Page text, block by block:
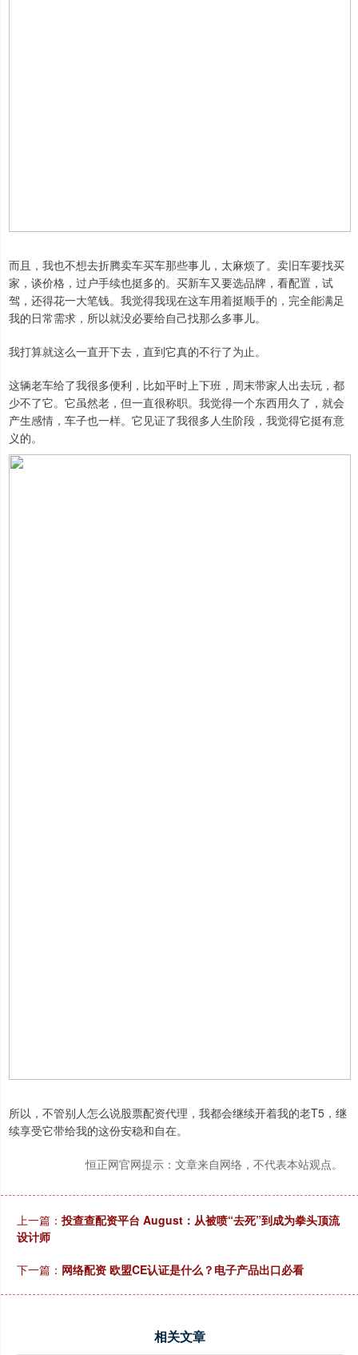
而且，我也不想去折腾卖车买车那些事儿，太麻烦了。卖旧车要找买
家，谈价格，过户手续也挺多的。买新车又要选品牌，看配置，试
驾，还得花一大笔钱。我觉得我现在这车用着挺顺手的，完全能满足
我的日常需求，所以就没必要给自己找那么多事儿。
我打算就这么一直开下去，直到它真的不行了为止。
这辆老车给了我很多便利，比如平时上下班，周末带家人出去玩，都
少不了它。它虽然老，但一直很称职。我觉得一个东西用久了，就会
产生感情，车子也一样。它见证了我很多人生阶段，我觉得它挺有意
义的。
所以，不管别人怎么说股票配资代理，我都会继续开着我的老T5，继
续享受它带给我的这份安稳和自在。
恒正网官网提示：文章来自网络，不代表本站观点。
上一篇： 投查查配资平台 August：从被喷“去死”到成为拳头顶流
设计师
下一篇： 网络配资 欧盟CE认证是什么？电子产品出口必看
相关文章